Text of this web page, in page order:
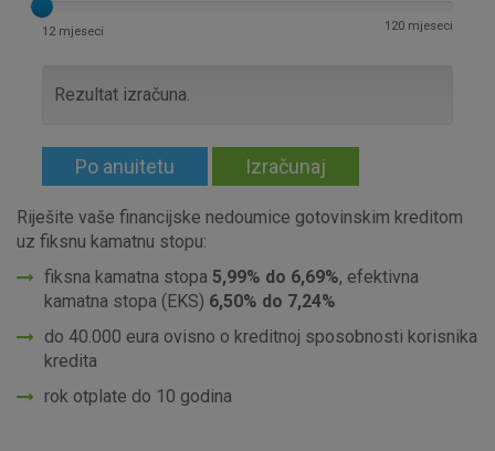
12 mjeseci 120 mjeseci
Rezultat izračuna.
Po anuitetu Izračunaj
Riješite vaše financijske nedoumice gotovinskim kreditom
uz fiksnu kamatnu stopu:
fiksna kamatna stopa 5,99% do 6,69%, efektivna
kamatna stopa (EKS) 6,50% do 7,24%
do 40.000 eura ovisno o kreditnoj sposobnosti korisnika
kredita
rok otplate do 10 godina